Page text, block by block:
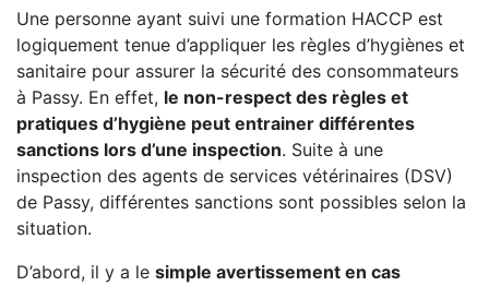
Une personne ayant suivi une formation HACCP est
logiquement tenue d’appliquer les règles d’hygiènes et
sanitaire pour assurer la sécurité des consommateurs
à Passy. En effet, le non-respect des règles et
pratiques d’hygiène peut entrainer différentes
sanctions lors d’une inspection. Suite à une
inspection des agents de services vétérinaires (DSV)
de Passy, différentes sanctions sont possibles selon la
situation.
D’abord, il y a le simple avertissement en cas